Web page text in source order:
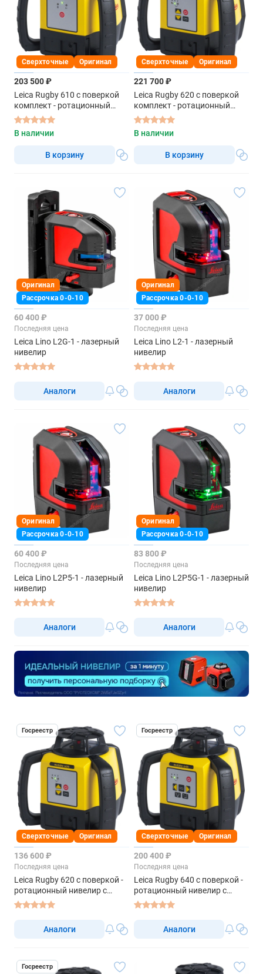
Сверхточные Оригинал
203 500 ₽
Leica Rugby 610 с поверкой
комплект - ротационный
нивелир с красным лучом
В наличии
В корзину
Сверхточные Оригинал
221 700 ₽
Leica Rugby 620 с поверкой
комплект - ротационный
нивелир с красным лучом
В наличии
В корзину
Оригинал
Рассрочка 0-0-10
60 400 ₽
Последняя цена
Leica Lino L2G-1 - лазерный
нивелир
Аналоги
Оригинал
Рассрочка 0-0-10
37 000 ₽
Последняя цена
Leica Lino L2-1 - лазерный
нивелир
Аналоги
Оригинал
Рассрочка 0-0-10
60 400 ₽
Последняя цена
Leica Lino L2P5-1 - лазерный
нивелир
Аналоги
Оригинал
Рассрочка 0-0-10
83 800 ₽
Последняя цена
Leica Lino L2P5G-1 - лазерный
нивелир
Аналоги
Госреестр
Сверхточные Оригинал
136 600 ₽
Последняя цена
Leica Rugby 620 с поверкой -
ротационный нивелир с
красным лучом
Аналоги
Госреестр
Сверхточные Оригинал
200 400 ₽
Последняя цена
Leica Rugby 640 с поверкой -
ротационный нивелир с
красным лучом
Аналоги
Госреестр